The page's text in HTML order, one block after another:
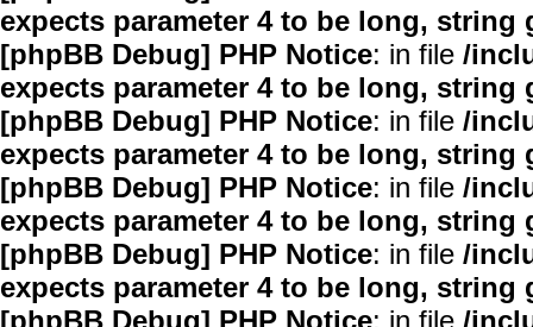
expects parameter 4 to be long, string
[phpBB Debug] PHP Notice: in file /
expects parameter 4 to be long, string
[phpBB Debug] PHP Notice: in file /
expects parameter 4 to be long, string
[phpBB Debug] PHP Notice: in file /
expects parameter 4 to be long, string
[phpBB Debug] PHP Notice: in file /
expects parameter 4 to be long, string
[phpBB Debug] PHP Notice: in file /